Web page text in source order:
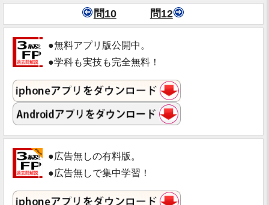
問10 問12
●無料アプリ版公開中。
●学科も実技も完全無料！
●広告無しの有料版。
●広告無しで集中学習！